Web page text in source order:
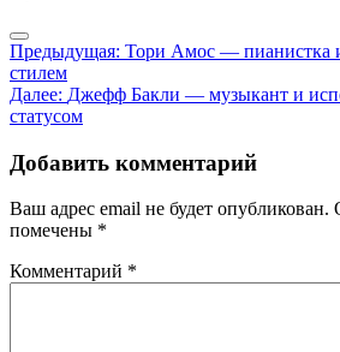
Навигация
по
записям
Предыдущая: Тори Амос — пианистка
стилем
Далее: Джефф Бакли — музыкант и
статусом
Добавить комментарий
Ваш адрес email не будет опубликован.
помечены *
Комментарий *